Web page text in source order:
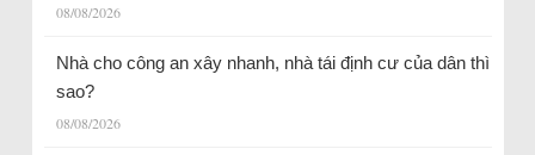
08/08/2026
Nhà cho công an xây nhanh, nhà tái định cư của dân thì
sao?
08/08/2026